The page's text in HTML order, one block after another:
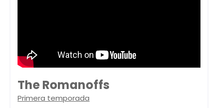
The Romanoffs
Primera temporada